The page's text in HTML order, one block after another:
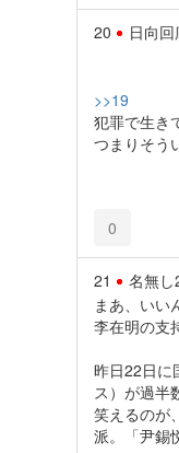
20 日向回
>>19
犯罪で生き
つまりそう
0
21 名無し
まあ、いい
李在明の支
昨日22日に
ス）が過半
笑えるのが
派。「尹錫